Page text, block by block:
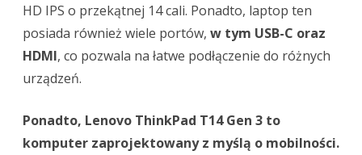
HD IPS o przekątnej 14 cali. Ponadto, laptop ten
posiada również wiele portów, w tym USB-C oraz
HDMI, co pozwala na łatwe podłączenie do różnych
urządzeń.
Ponadto, Lenovo ThinkPad T14 Gen 3 to
komputer zaprojektowany z myślą o mobilności.